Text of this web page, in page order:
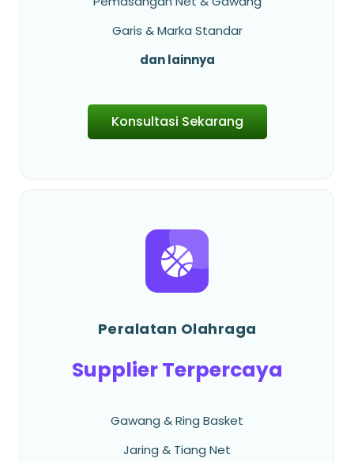
Garis & Marka Standar
dan lainnya
Konsultasi Sekarang
Peralatan Olahraga
Supplier Terpercaya
Gawang & Ring Basket
Jaring & Tiang Net